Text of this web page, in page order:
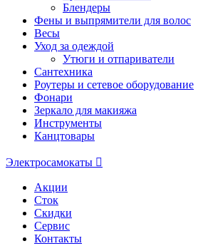
Блендеры
Фены и выпрямители для волос
Весы
Уход за одеждой
Утюги и отпариватели
Сантехника
Роутеры и сетевое оборудование
Фонари
Зеркало для макияжа
Инструменты
Канцтовары
Электросамокаты
Акции
Сток
Скидки
Сервис
Контакты